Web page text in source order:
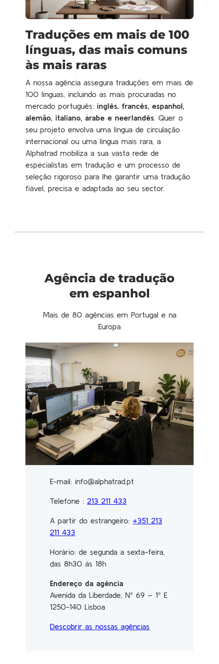
Traduções em mais de 100
línguas, das mais comuns
às mais raras
A nossa agência assegura traduções em mais de
100 línguas, incluindo as mais procuradas no
mercado português: inglês, francês, espanhol,
alemão, italiano, árabe e neerlandês . Quer o
seu projeto envolva uma língua de circulação
internacional ou uma língua mais rara, a
Alphatrad mobiliza a sua vasta rede de
especialistas em tradução e um processo de
seleção rigoroso para lhe garantir uma tradução
fiável, precisa e adaptada ao seu sector.
Agência de tradução
em espanhol
Mais de 80 agências em Portugal e na
Europa
E-mail: info@alphatrad.pt
Telefone : 213 211 433
A partir do estrangeiro:+351 213
211 433
Horário: de segunda a sexta-feira,
das 8h30 às 18h
Endereço da agência
Avenida da Liberdade, Nº 69 – 1º E
1250-140 Lisboa
Descobrir as nossas agências